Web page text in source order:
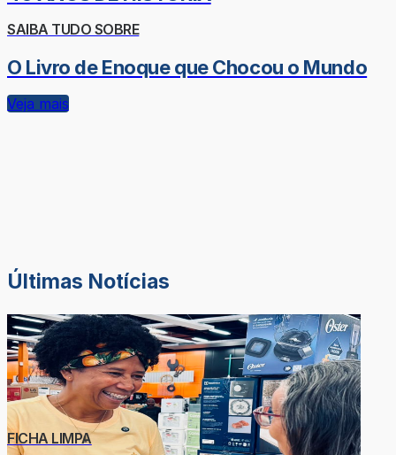
SAIBA TUDO SOBRE
O Livro de Enoque que Chocou o Mundo
Veja mais
Últimas Notícias
FICHA LIMPA